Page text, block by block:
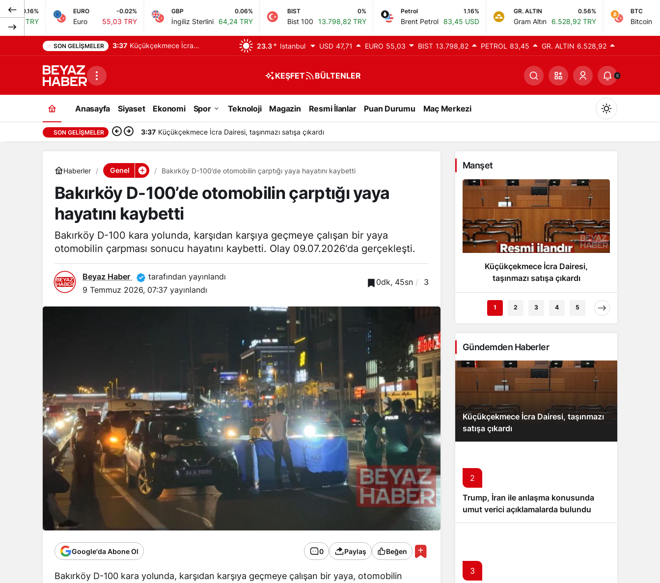
EURO -0.02%
Euro 55,03 TRY
GBP
İngiliz Sterlini 64,24 TRY
BIST
Bist 100 13.798,82 TRY
Petrol 1.16%
Brent Petrol 83,45 USD
GR. ALTIN 0.56%
Gram Altın 6.528,92 TRY
BTC 0%
Bitcoin 0,00 TRY
SON GELIŞMELER 3:37 Küçükçekmece İcra 23.3 ° Istanbul USD 47,71 EURO 55,03 BIST 13.798,82 PETROL 83,45 GR. ALTIN 6.528,92
KEŞFET BÜLTENLER 0
Anasayfa Siyaset Ekonomi Spor Teknoloji Magazin Resmi İlanlar Puan Durumu Maç Merkezi
Gündüz Modu
Gündüz modunu seçin.
Gece Modu
Gece modunu seçin.
Sistem Modu
Sistem modunu seçin.
SON GELIŞMELER 3:37 Küçükçekmece İcra Dairesi, taşınmazı satışa çıkardı
Haberler Genel Bakırköy D-100’de otomobilin çarptığı yaya hayatını kaybetti
Bakırköy D-100’de otomobilin çarptığı yaya
hayatını kaybetti
Bakırköy D-100 kara yolunda, karşıdan karşıya geçmeye çalışan bir yaya
otomobilin çarpması sonucu hayatını kaybetti. Olay 09.07.2026'da gerçekleşti.
Beyaz Haber
tarafından yayınlandı
9 Temmuz 2026, 07:37 yayınlandı
0dk, 45sn 3
Google'da Abone Ol 0 Paylaş Beğen
Bakırköy D-100 kara yolunda, karşıdan karşıya geçmeye çalışan bir yaya, otomobilin
Manşet
Küçükçekmece İcra Dairesi,
taşınmazı satışa çıkardı
1 2 3 4 5
Gündemden Haberler
Küçükçekmece İcra Dairesi, taşınmazı
satışa çıkardı
2
Trump, İran ile anlaşma konusunda
umut verici açıklamalarda bulundu
3